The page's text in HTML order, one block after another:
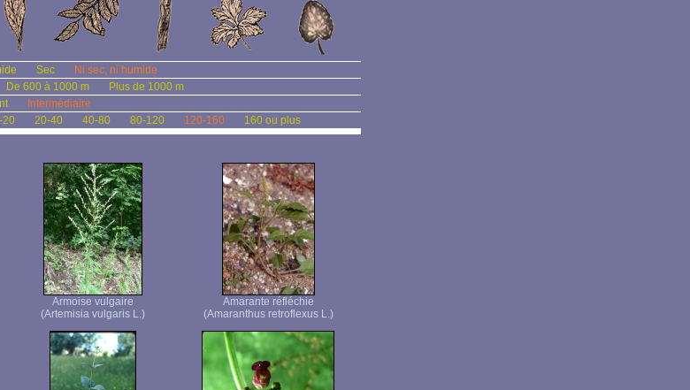
Sec
Ni sec, ni humide
De 600 à 1000 m
Plus de 1000 m
Intermédiaire
20 20-40 40-80 80-120 120-160 160 ou plus
Armoise vulgaire
(Artemisia vulgaris L.)
Amarante réfléchie
(Amaranthus retroflexus L.)